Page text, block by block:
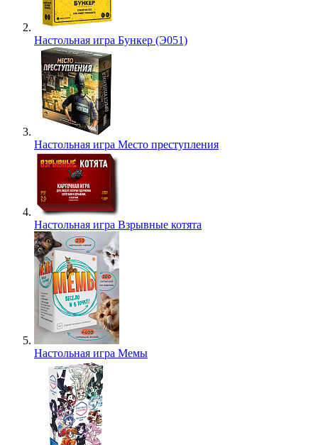
Настольная игра Бункер (Э051)
Настольная игра Место преступления
Настольная игра Взрывные котята
Настольная игра Мемы